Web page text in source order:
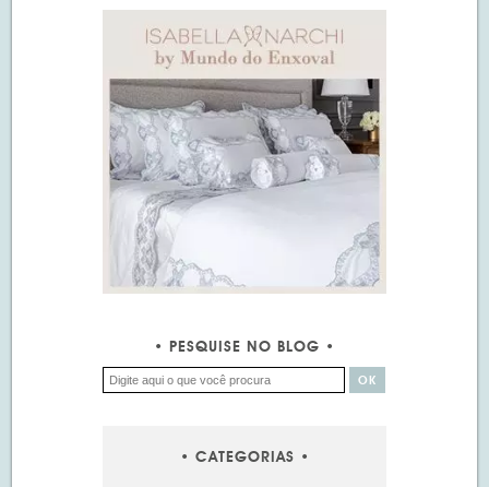
PESQUISE NO BLOG
CATEGORIAS